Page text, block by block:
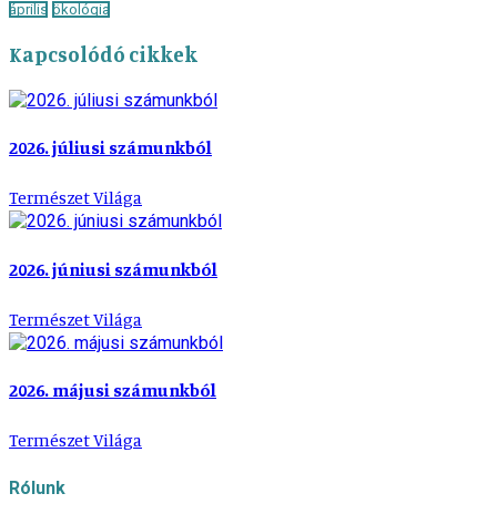
április ökológia
Kapcsolódó cikkek
2026. júliusi számunkból
Természet Világa
2026. júniusi számunkból
Természet Világa
2026. májusi számunkból
Természet Világa
Rólunk